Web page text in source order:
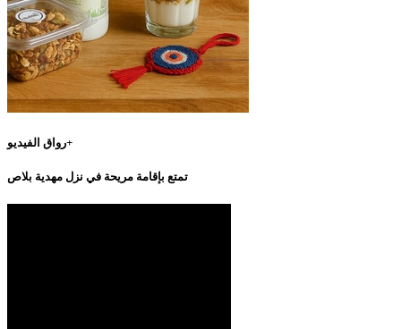
رواق الفيديو+
تمتع بإقامة مريحة في نزل مهدية بلاص